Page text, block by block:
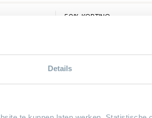
Details
50% KORTING